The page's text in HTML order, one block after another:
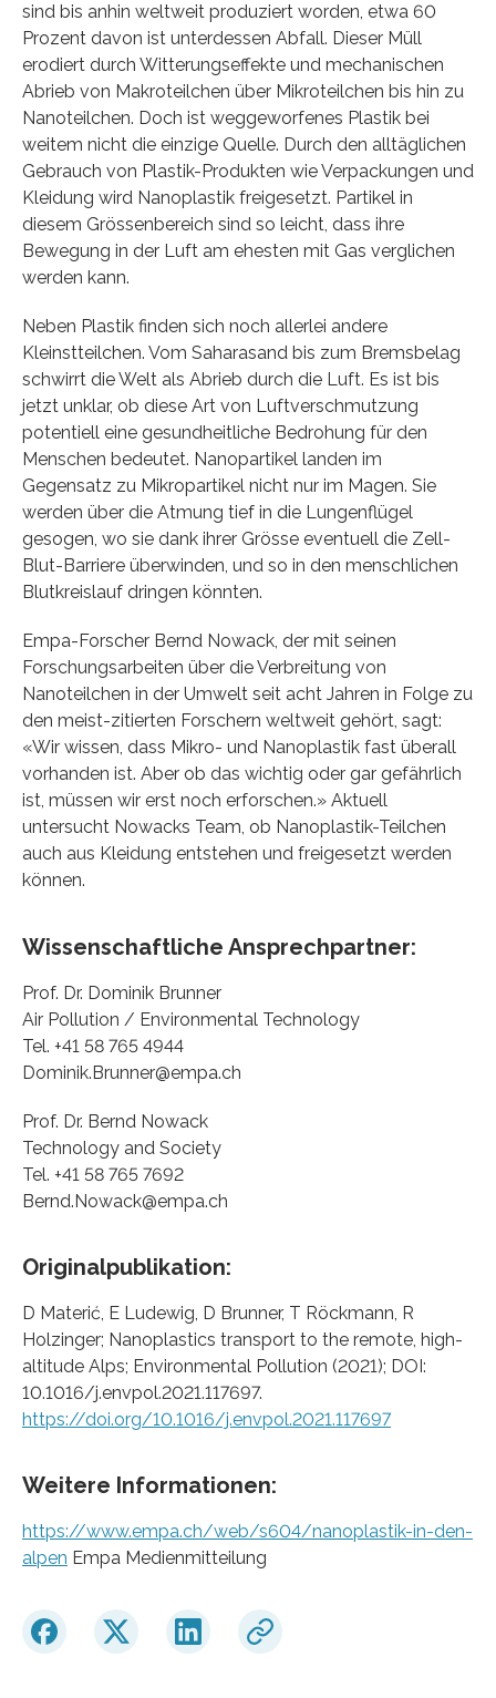
sind bis anhin weltweit produziert worden, etwa 60
Prozent davon ist unterdessen Abfall. Dieser Müll
erodiert durch Witterungseffekte und mechanischen
Abrieb von Makroteilchen über Mikroteilchen bis hin zu
Nanoteilchen. Doch ist weggeworfenes Plastik bei
weitem nicht die einzige Quelle. Durch den alltäglichen
Gebrauch von Plastik-Produkten wie Verpackungen und
Kleidung wird Nanoplastik freigesetzt. Partikel in
diesem Grössenbereich sind so leicht, dass ihre
Bewegung in der Luft am ehesten mit Gas verglichen
werden kann.
Neben Plastik finden sich noch allerlei andere
Kleinstteilchen. Vom Saharasand bis zum Bremsbelag
schwirrt die Welt als Abrieb durch die Luft. Es ist bis
jetzt unklar, ob diese Art von Luftverschmutzung
potentiell eine gesundheitliche Bedrohung für den
Menschen bedeutet. Nanopartikel landen im
Gegensatz zu Mikropartikel nicht nur im Magen. Sie
werden über die Atmung tief in die Lungenflügel
gesogen, wo sie dank ihrer Grösse eventuell die Zell-
Blut-Barriere überwinden, und so in den menschlichen
Blutkreislauf dringen könnten.
Empa-Forscher Bernd Nowack, der mit seinen
Forschungsarbeiten über die Verbreitung von
Nanoteilchen in der Umwelt seit acht Jahren in Folge zu
den meist-zitierten Forschern weltweit gehört, sagt:
«Wir wissen, dass Mikro- und Nanoplastik fast überall
vorhanden ist. Aber ob das wichtig oder gar gefährlich
ist, müssen wir erst noch erforschen.» Aktuell
untersucht Nowacks Team, ob Nanoplastik-Teilchen
auch aus Kleidung entstehen und freigesetzt werden
können.
Wissenschaftliche Ansprechpartner:
Prof. Dr. Dominik Brunner
Air Pollution / Environmental Technology
Tel. +41 58 765 4944
Dominik.Brunner@empa.ch
Prof. Dr. Bernd Nowack
Technology and Society
Tel. +41 58 765 7692
Bernd.Nowack@empa.ch
Originalpublikation:
D Materić, E Ludewig, D Brunner, T Röckmann, R
Holzinger; Nanoplastics transport to the remote, high-
altitude Alps; Environmental Pollution (2021); DOI:
10.1016/j.envpol.2021.117697.
https://doi.org/10.1016/j.envpol.2021.117697
Weitere Informationen:
https://www.empa.ch/web/s604/nanoplastik-in-den-
alpen Empa Medienmitteilung